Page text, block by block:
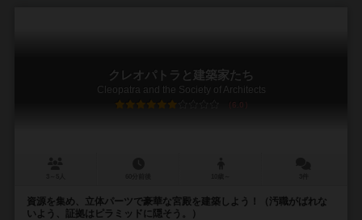
クレオパトラと建築家たち
Cleopatra and the Society of Architects
6.0
資源を集め、立体パーツで豪華な宮殿を建築しよう！（汚職がばれな
いよう、証拠はピラミッドに隠そう。）